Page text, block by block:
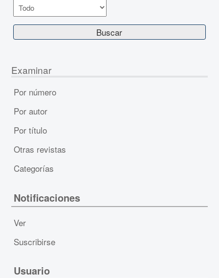
Examinar
Por número
Por autor
Por título
Otras revistas
Categorías
Notificaciones
Ver
Suscribirse
Usuario